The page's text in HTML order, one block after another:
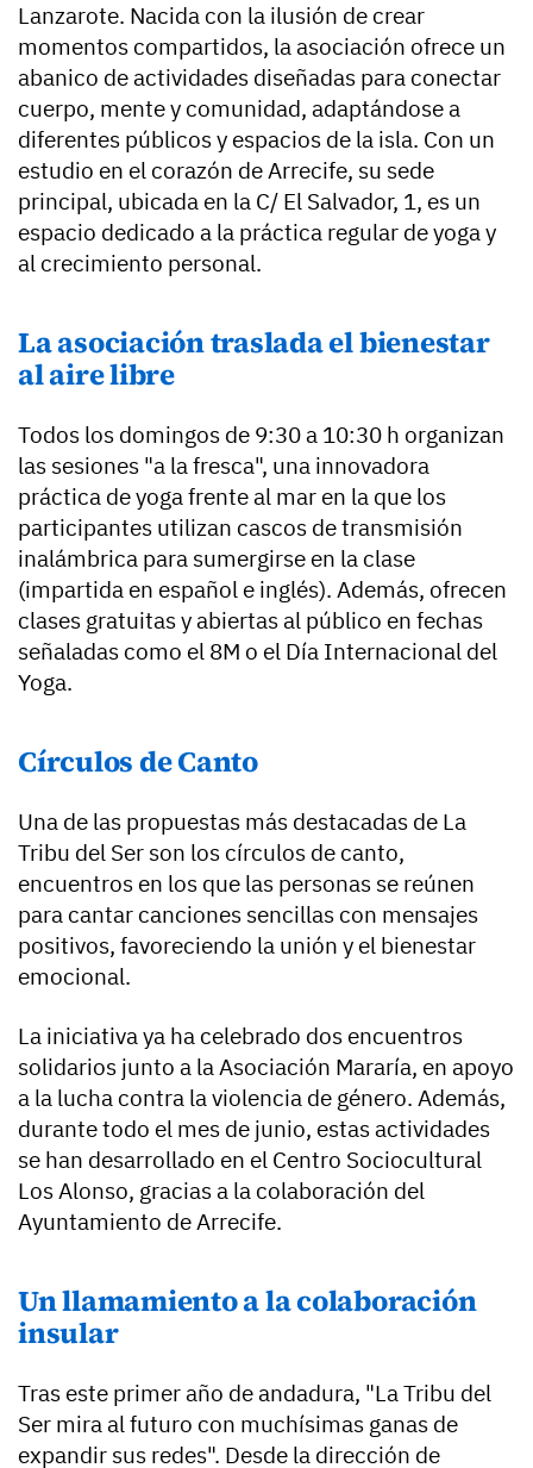
Lanzarote. Nacida con la ilusión de crear
momentos compartidos, la asociación ofrece un
abanico de actividades diseñadas para conectar
cuerpo, mente y comunidad, adaptándose a
diferentes públicos y espacios de la isla. Con un
estudio en el corazón de Arrecife, su sede
principal, ubicada en la C/ El Salvador, 1, es un
espacio dedicado a la práctica regular de yoga y
al crecimiento personal.
La asociación traslada el bienestar
al aire libre
Todos los domingos de 9:30 a 10:30 h organizan
las sesiones "a la fresca", una innovadora
práctica de yoga frente al mar en la que los
participantes utilizan cascos de transmisión
inalámbrica para sumergirse en la clase
(impartida en español e inglés). Además, ofrecen
clases gratuitas y abiertas al público en fechas
señaladas como el 8M o el Día Internacional del
Yoga.
Círculos de Canto
Una de las propuestas más destacadas de La
Tribu del Ser son los círculos de canto,
encuentros en los que las personas se reúnen
para cantar canciones sencillas con mensajes
positivos, favoreciendo la unión y el bienestar
emocional.
La iniciativa ya ha celebrado dos encuentros
solidarios junto a la Asociación Mararía, en apoyo
a la lucha contra la violencia de género. Además,
durante todo el mes de junio, estas actividades
se han desarrollado en el Centro Sociocultural
Los Alonso, gracias a la colaboración del
Ayuntamiento de Arrecife.
Un llamamiento a la colaboración
insular
Tras este primer año de andadura, "La Tribu del
Ser mira al futuro con muchísimas ganas de
expandir sus redes". Desde la dirección de